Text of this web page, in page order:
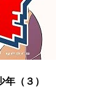
（３）